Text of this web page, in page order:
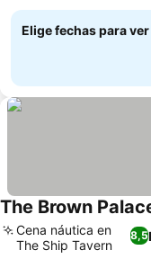
Elige fechas para
The Brown
8,5
Cena náutica en
The Ship Tavern